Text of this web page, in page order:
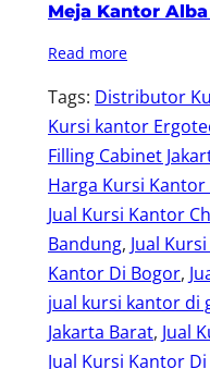
Meja Kantor Alba
Read more
Tags: Distributor
Kursi kantor
Filling Cabinet
Harga Kursi Kantor
Jual Kursi Kantor
Bandung, Jual
Kantor Di Bogor,
jual kursi kantor di
Jakarta Barat, Jual
Jual Kursi Kantor